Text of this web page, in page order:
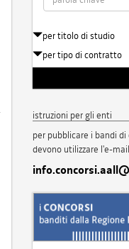
per titolo di studio
per tipo di contratto
istruzioni per gli enti
per pubblicare i bandi
devono utilizzare l'e-mail